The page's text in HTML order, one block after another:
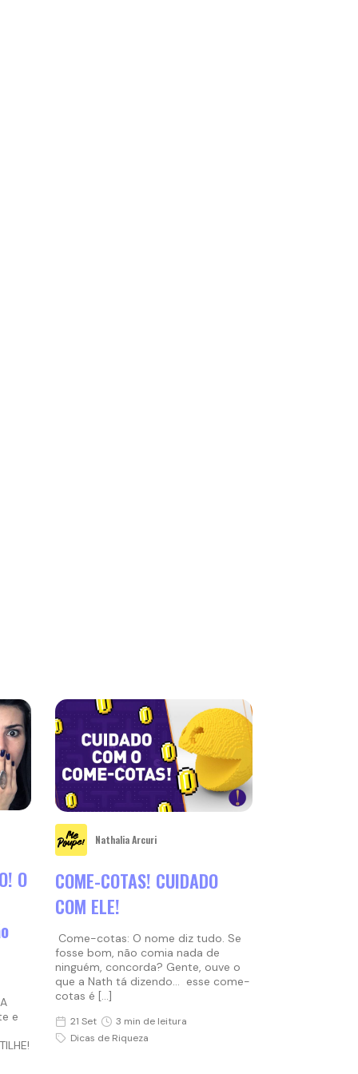
O
e
Nathalia Arcuri
COME-COTAS! CUIDADO
COM ELE!
Come-cotas: O nome diz tudo. Se
fosse bom, não comia nada de
ninguém, concorda? Gente, ouve o
que a Nath tá dizendo… esse come-
cotas é […]
21 Set
3 min de leitura
Dicas de Riqueza